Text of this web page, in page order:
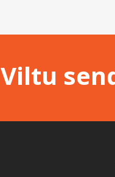
Viltu